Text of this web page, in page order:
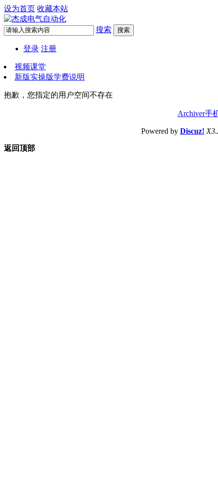
设为首页 收藏本站
搜索 搜索
登录 注册
视频课堂
新版实操版学费说明
抱歉，您指定的用户空间不存在
Archiver手
Powered by Discuz!
返回顶部